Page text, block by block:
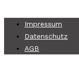
Impressum
Datenschutz
AGB